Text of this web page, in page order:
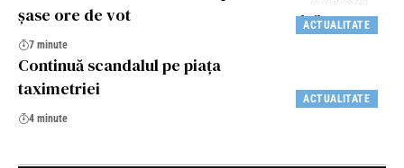
ACTUALITATE
șase ore de vot
7 minute
ACTUALITATE
Continuă scandalul pe piața
taximetriei
4 minute